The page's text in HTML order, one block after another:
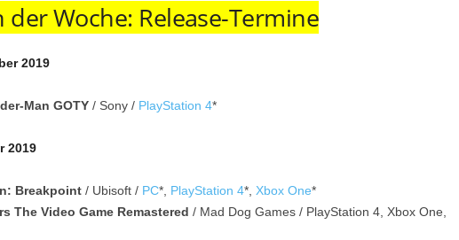
Woche: Release-Termine
2019
Man GOTY/ Sony / PlayStation 4*
2019
Breakpoint/ Ubisoft / PC*, PlayStation 4*, Xbox One*
The Video Game Remastered / Mad Dog Games / PlayStation 4, Xbox One,